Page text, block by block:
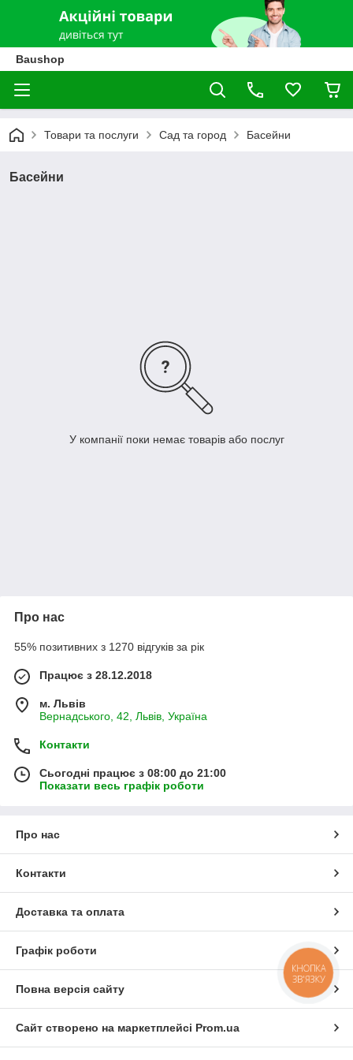
Baushop
Товари та послуги Сад та город Басейни
Басейни
У компанії поки немає товарів або послуг
Про нас
55% позитивних з 1270 відгуків за рік
Працює з 28.12.2018
м. Львів
Вернадського, 42, Львів, Україна
Контакти
Сьогодні працює з 08:00 до 21:00
Показати весь графік роботи
Про нас
Контакти
Доставка та оплата
Графік роботи
Повна версія сайту
Сайт створено на маркетплейсі Prom.ua
КНОПКА
ЗВ'ЯЗКУ